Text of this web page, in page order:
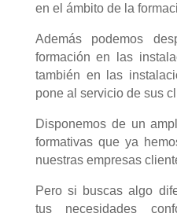
en el ámbito de la
Además podemos
formación en las
también en las
pone al servicio de sus
Disponemos de un
formativas que ya
nuestras empresas
Pero si buscas algo
tus necesidades